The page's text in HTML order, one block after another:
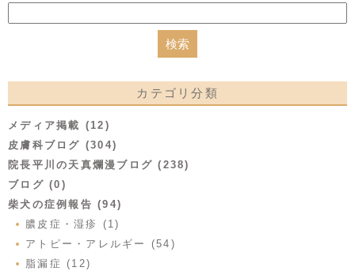
カテゴリ分類
メディア掲載 (12)
皮膚科ブログ (304)
院長平川の天真爛漫ブログ (238)
ブログ (0)
柴犬の症例報告 (94)
膿皮症・湿疹 (1)
アトピー・アレルギー (54)
脂漏症 (12)